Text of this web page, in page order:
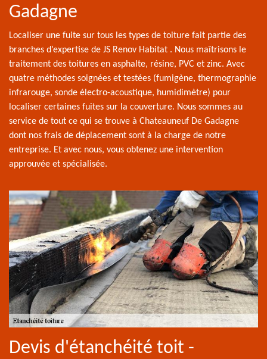
Gadagne
Localiser une fuite sur tous les types de toiture fait partie des
branches d’expertise de JS Renov Habitat . Nous maîtrisons le
traitement des toitures en asphalte, résine, PVC et zinc. Avec
quatre méthodes soignées et testées (fumigène, thermographie
infrarouge, sonde électro-acoustique, humidimètre) pour
localiser certaines fuites sur la couverture. Nous sommes au
service de tout ce qui se trouve à Chateauneuf De Gadagne
dont nos frais de déplacement sont à la charge de notre
entreprise. Et avec nous, vous obtenez une intervention
approuvée et spécialisée.
Devis d'étanchéité toit -